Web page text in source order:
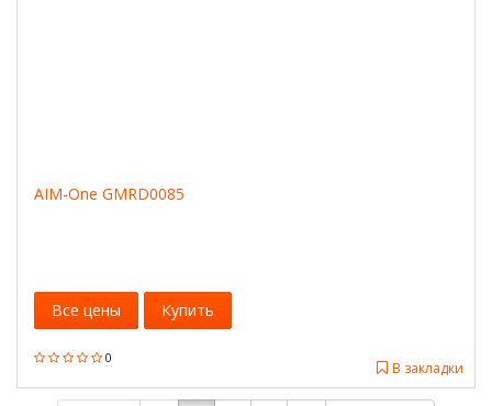
AIM-One GMRD0085
0
В закладки
Все цены Купить